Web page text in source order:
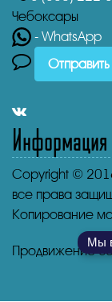
Чебоксары
- WhatsApp
Отправить
Информация
Copyright ©
все права
Копирование
Продвижение
Мы